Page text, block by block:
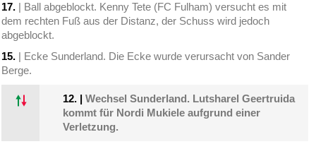
17. | Ball abgeblockt. Kenny Tete (FC Fulham) versucht es mit
dem rechten Fuß aus der Distanz, der Schuss wird jedoch
abgeblockt.
15. | Ecke Sunderland. Die Ecke wurde verursacht von Sander
Berge.
12. |Wechsel Sunderland. Lutsharel Geertruida
kommt für Nordi Mukiele aufgrund einer
Verletzung.